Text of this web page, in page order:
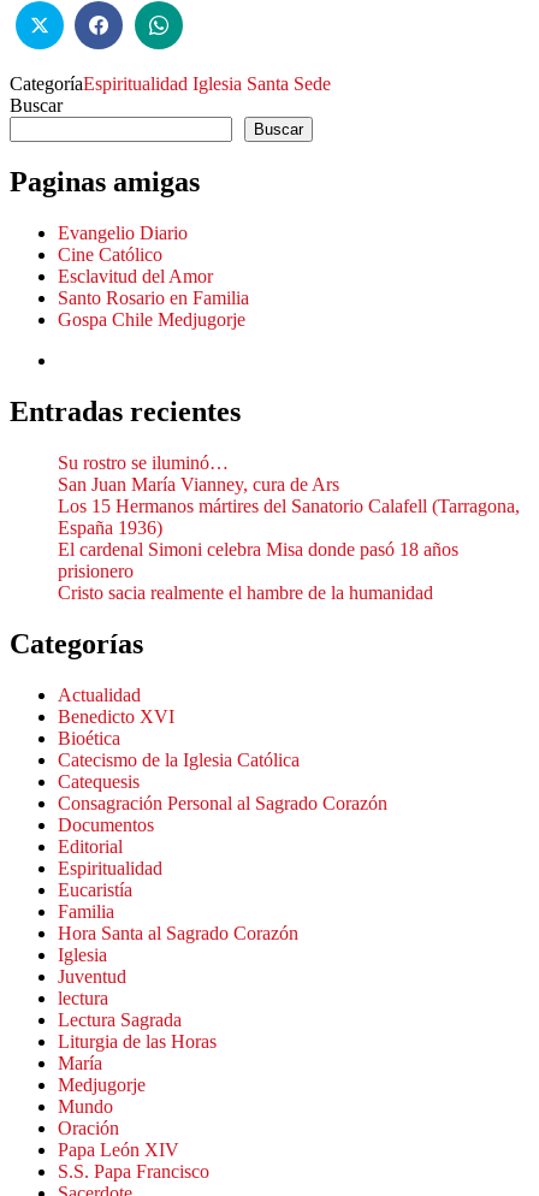
CategoríaEspiritualidad Iglesia Santa Sede
Buscar
Buscar
Paginas amigas
Evangelio Diario
Cine Católico
Esclavitud del Amor
Santo Rosario en Familia
Gospa Chile Medjugorje
Entradas recientes
Su rostro se iluminó…
San Juan María Vianney, cura de Ars
Los 15 Hermanos mártires del Sanatorio Calafell (Tarragona,
España 1936)
El cardenal Simoni celebra Misa donde pasó 18 años
prisionero
Cristo sacia realmente el hambre de la humanidad
Categorías
Actualidad
Benedicto XVI
Bioética
Catecismo de la Iglesia Católica
Catequesis
Consagración Personal al Sagrado Corazón
Documentos
Editorial
Espiritualidad
Eucaristía
Familia
Hora Santa al Sagrado Corazón
Iglesia
Juventud
lectura
Lectura Sagrada
Liturgia de las Horas
María
Medjugorje
Mundo
Oración
Papa León XIV
S.S. Papa Francisco